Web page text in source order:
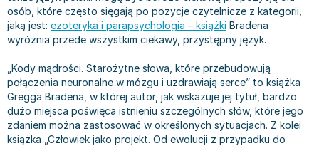
Książki: Prawo konstytucyjne
Książki: Prawo międzynarodowe
Książki: Prawo - orzecznictwo
Książki: Prawo pracy
Książki: Prawo Unii Europejskiej
Teksty aktów prawnych
Książki medyczne i naukowe
Chemia - książki
Książki: Film, muzyka, teatr
Książki: Historia sztuki
Książki o architekturze
Książki: Sztuka użytkowa
Książki: Sztuki wizualne
Inne
Książki dla dzieci 3-5 lat
Książki: bajki dla dzieci 3-5 lat
Kolorowanki i książki do naklejania 3-5 lat
Książki do nauki języków obcych 3-5 lat
Książki do nauki pisania i liczenia 3-5 lat
Książki grające, z puzzlami i magnesami 3-5 lat
Kreatywne i aktywizujące książki dla dzieci 3-5 lat
Poznawanie świata dla dzieci 3-5 lat - książki
Książki: Zdrowie
Kuchnia i diety - książki
Autorskie książki kucharskie
Ciasta, desery, wypieki - książki
Diety, zdrowe żywienie - książki
Książki kucharskie
Kuchnia polska - książki
Napoje - książki
Dean Koontz
Andrzej Sapkowski
Stephenie Meyer
Robert Ludlum
Maria Czubaszek
Nora Roberts
Mario Vargas Llosa
Katarzyna Grochola
osób, które często sięgają po pozycje czytelnicze z kategorii,
jaką jest: ezoteryka i parapsychologia – książki Bradena
wyróżnia przede wszystkim ciekawy, przystępny język.
„Kody mądrości. Starożytne słowa, które przebudowują
połączenia neuronalne w mózgu i uzdrawiają serce” to książka
Gregga Bradena, w której autor, jak wskazuje jej tytuł, bardzo
dużo miejsca poświęca istnieniu szczególnych słów, które jego
zdaniem można zastosować w określonych sytuacjach. Z kolei
książka „Człowiek jako projekt. Od ewolucji z przypadku do